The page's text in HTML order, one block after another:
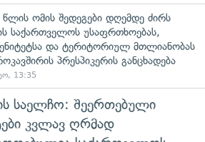
ომის შედეგები დღემდე ძირს
საქართველოს უსაფრთხოებას,
და ტერიტორიულ მთლიანობას
პრესპიკერის განცხადება
13:35
საელჩო: შეერთებული
კვლავ ღრმად